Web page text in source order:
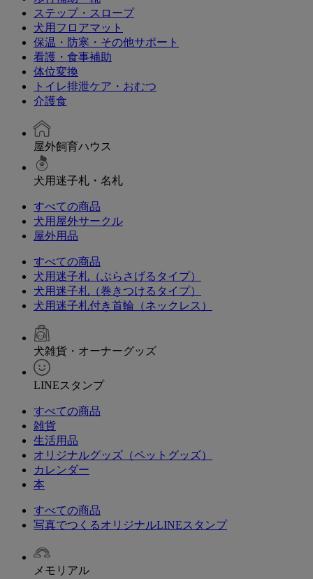
ステップ・スロープ
犬用フロアマット
保温・防寒・その他サポート
看護・食事補助
体位変換
トイレ排泄ケア・おむつ
介護食
屋外飼育ハウス
犬用迷子札・名札
すべての商品
犬用屋外サークル
屋外用品
すべての商品
犬用迷子札（ぶらさげるタイプ）
犬用迷子札（巻きつけるタイプ）
犬用迷子札付き首輪（ネックレス）
犬雑貨・オーナーグッズ
LINEスタンプ
すべての商品
雑貨
生活用品
オリジナルグッズ（ペットグッズ）
カレンダー
本
すべての商品
写真でつくるオリジナルLINEスタンプ
メモリアル